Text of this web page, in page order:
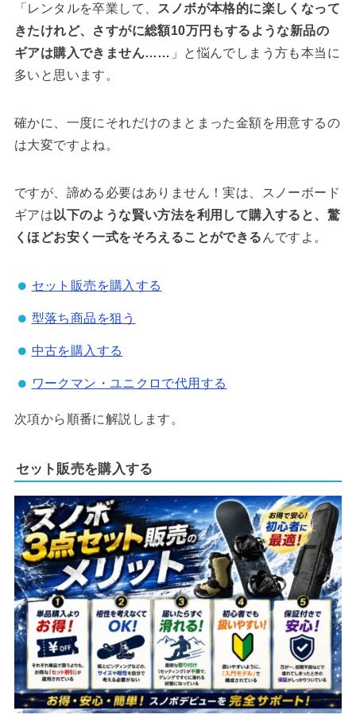
「レンタルを卒業して、 スノボが本格的に楽しくなって
きたけれど、さすがに総額10万円もするような新品の
ギアは購入できません…… 」と悩んでしまう方も本当に
多いと思います。
確かに、一度にそれだけのまとまった金額を用意するの
は大変ですよね。
ですが、諦める必要はありません！実は、スノーボード
ギアは 以下のような賢い方法を利用して購入すると、驚
くほどお安く一式をそろえることができる んですよ。
セット販売を購入する
型落ち商品を狙う
中古を購入する
ワークマン・ユニクロで代用する
次項から順番に解説します。
セット販売を購入する